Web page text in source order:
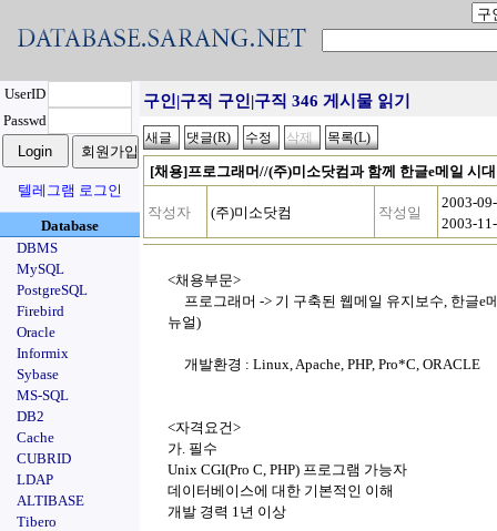
UserID
Passwd
텔레그램 로그인
Database
DBMS
MySQL
PostgreSQL
Firebird
Oracle
Informix
Sybase
MS-SQL
DB2
Cache
CUBRID
LDAP
ALTIBASE
Tibero
구인|구직 구인|구직 346 게시물 읽기
[채용]프로그래머//(주)미소닷컴과 함께 한글e메일 시
작성자 (주)미소닷컴 작성일
2003-
2003-
<채용부문>
프로그래머 -> 기 구축된 웹메일 유지보수, 한글e
뉴얼)
개발환경 : Linux, Apache, PHP, Pro*C, ORACLE
<자격요건>
가. 필수
Unix CGI(Pro C, PHP) 프로그램 가능자
데이터베이스에 대한 기본적인 이해
개발 경력 1년 이상